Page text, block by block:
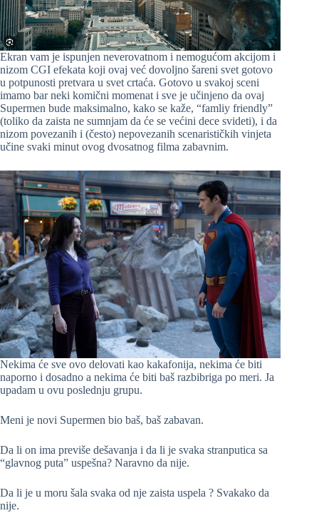
Ekran vam je ispunjen neverovatnom i nemogućom akcijom i
nizom CGI efekata koji ovaj već dovoljno šareni svet gotovo
u potpunosti pretvara u svet crtaća. Gotovo u svakoj sceni
imamo bar neki komični momenat i sve je učinjeno da ovaj
Supermen bude maksimalno, kako se kaže, “famliy friendly”
(toliko da zaista ne sumnjam da će se većini dece svideti), i da
nizom povezanih i (često) nepovezanih scenarističkih vinjeta
učine svaki minut ovog dvosatnog filma zabavnim.
Nekima će sve ovo delovati kao kakafonija, nekima će biti
naporno i dosadno a nekima će biti baš razbibriga po meri. Ja
upadam u ovu poslednju grupu.
Meni je novi Supermen bio baš, baš zabavan.
Da li on ima previše dešavanja i da li je svaka stranputica sa
“glavnog puta” uspešna? Naravno da nije.
Da li je u moru šala svaka od nje zaista uspela ? Svakako da
nije.